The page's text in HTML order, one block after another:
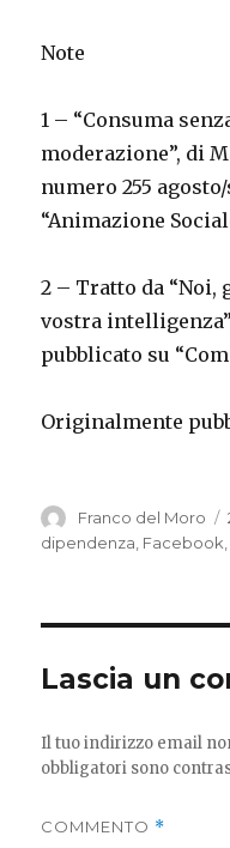
Note
1 – “Consuma
moderazione”, di
numero 255
“Animazione
2 – Tratto da
vostra
pubblicato su
Originalmente
Autore
Franco del Moro
dipendenza Facebook
Lascia un
Il tuo indirizzo email
obbligatori sono
COMMENTO *